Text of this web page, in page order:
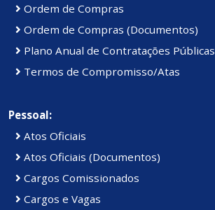
Ordem de Compras
Ordem de Compras (Documentos)
Plano Anual de Contratações Públicas
Termos de Compromisso/Atas
Pessoal:
Atos Oficiais
Atos Oficiais (Documentos)
Cargos Comissionados
Cargos e Vagas